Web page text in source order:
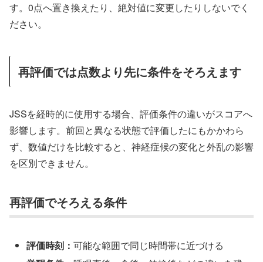
す。0点へ置き換えたり、絶対値に変更したりしないでく
ださい。
再評価では点数より先に条件をそろえます
JSSを経時的に使用する場合、評価条件の違いがスコアへ
影響します。前回と異なる状態で評価したにもかかわら
ず、数値だけを比較すると、神経症候の変化と外乱の影響
を区別できません。
再評価でそろえる条件
評価時刻：可能な範囲で同じ時間帯に近づける